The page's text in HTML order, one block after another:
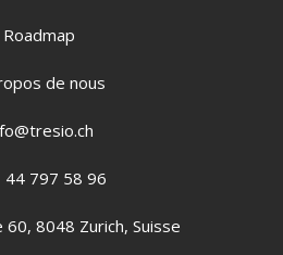
Roadmap
de nous
44 797 58 96
8048 Zurich, Suisse